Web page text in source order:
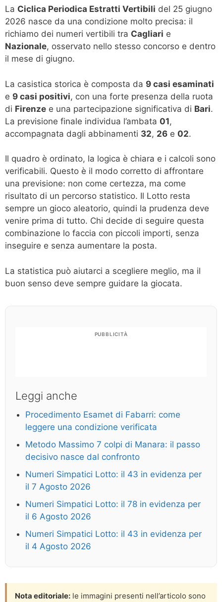
La Ciclica Periodica Estratti Vertibili del 25 giugno
2026 nasce da una condizione molto precisa: il
richiamo dei numeri vertibili tra Cagliari e
Nazionale, osservato nello stesso concorso e dentro
il mese di giugno.
La casistica storica è composta da 9 casi esaminati
e 9 casi positivi, con una forte presenza della ruota
di Firenze e una partecipazione significativa di Bari.
La previsione finale individua l’ambata 01,
accompagnata dagli abbinamenti 32, 26 e 02.
Il quadro è ordinato, la logica è chiara e i calcoli sono
verificabili. Questo è il modo corretto di affrontare
una previsione: non come certezza, ma come
risultato di un percorso statistico. Il Lotto resta
sempre un gioco aleatorio, quindi la prudenza deve
venire prima di tutto. Chi decide di seguire questa
combinazione lo faccia con piccoli importi, senza
inseguire e senza aumentare la posta.
La statistica può aiutarci a scegliere meglio, ma il
buon senso deve sempre guidare la giocata.
PUBBLICITÀ
Leggi anche
Procedimento Esamet di Fabarri: come
leggere una condizione verificata
Metodo Massimo 7 colpi di Manara: il passo
decisivo nasce dal confronto
Numeri Simpatici Lotto: il 43 in evidenza per
il 7 Agosto 2026
Numeri Simpatici Lotto: il 78 in evidenza per
il 6 Agosto 2026
Numeri Simpatici Lotto: il 43 in evidenza per
il 4 Agosto 2026
Nota editoriale: le immagini presenti nell’articolo sono